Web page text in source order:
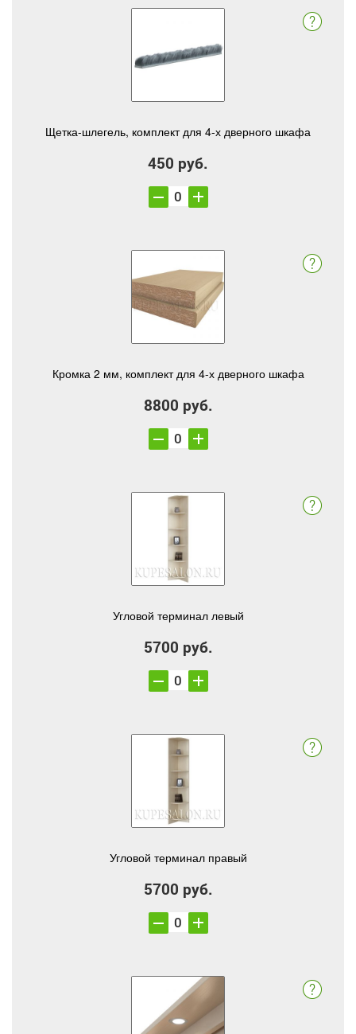
Щетка-шлегель, комплект для 4-х дверного шкафа
450 руб.
Кромка 2 мм, комплект для 4-х дверного шкафа
8800 руб.
Угловой терминал левый
5700 руб.
Угловой терминал правый
5700 руб.